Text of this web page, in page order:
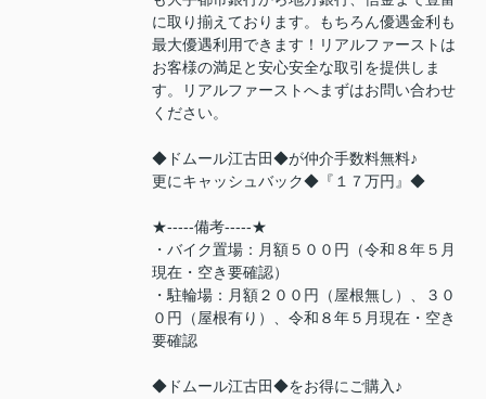
に取り揃えております。もちろん優遇金利も
最大優遇利用できます！リアルファーストは
お客様の満足と安心安全な取引を提供しま
す。リアルファーストへまずはお問い合わせ
ください。
◆ドムール江古田◆が仲介手数料無料♪
更にキャッシュバック◆『１７万円』◆
★-----備考-----★
・バイク置場：月額５００円（令和８年５月
現在・空き要確認）
・駐輪場：月額２００円（屋根無し）、３０
０円（屋根有り）、令和８年５月現在・空き
要確認
◆ドムール江古田◆をお得にご購入♪